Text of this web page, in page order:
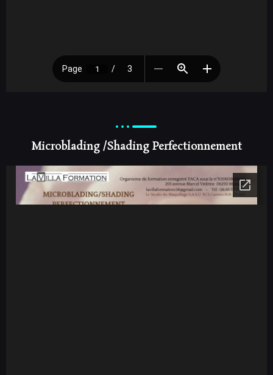
Microblading /Shading Perfectionnement